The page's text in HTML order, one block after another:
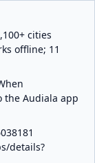
cities
offline; 11
the Audiala app
details?